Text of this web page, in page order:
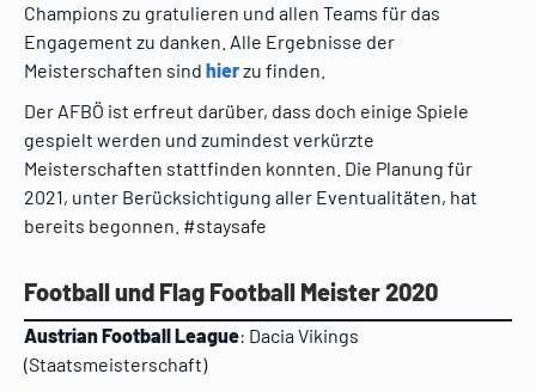
Champions zu gratulieren und allen Teams für das
Engagement zu danken. Alle Ergebnisse der
Meisterschaften sind hierzu finden.
Der AFBÖ ist erfreut darüber, dass doch einige Spiele
gespielt werden und zumindest verkürzte
Meisterschaften stattfinden konnten. Die Planung für
2021, unter Berücksichtigung aller Eventualitäten, hat
bereits begonnen. #staysafe
Football und Flag Football Meister 2020
Austrian Football League: Dacia Vikings
(Staatsmeisterschaft)